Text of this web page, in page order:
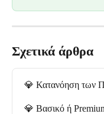
Σχετικά άρθρα
💎 Κατανόηση των
💎 Βασικό ή